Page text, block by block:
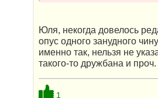
Юля, некогда довелось
опус одного занудного
именно так, нельзя не
такого-то дружбана и проч.
1